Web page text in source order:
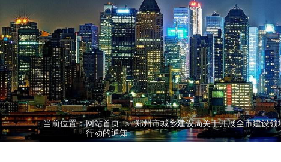
当前位置：网站首页 ⊙ 郑州市城乡建设局关于开展全市建设
行动的通知